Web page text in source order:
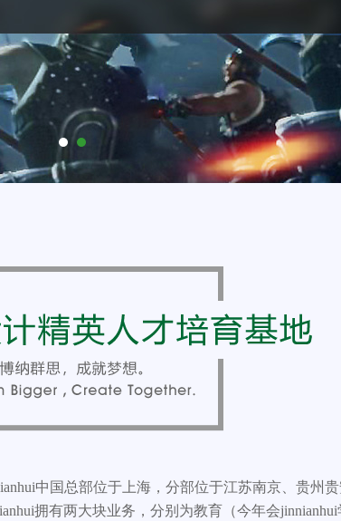
中国总部位于上海，分部位于江苏南京、贵州
拥有两大块业务，分别为教育（今年会